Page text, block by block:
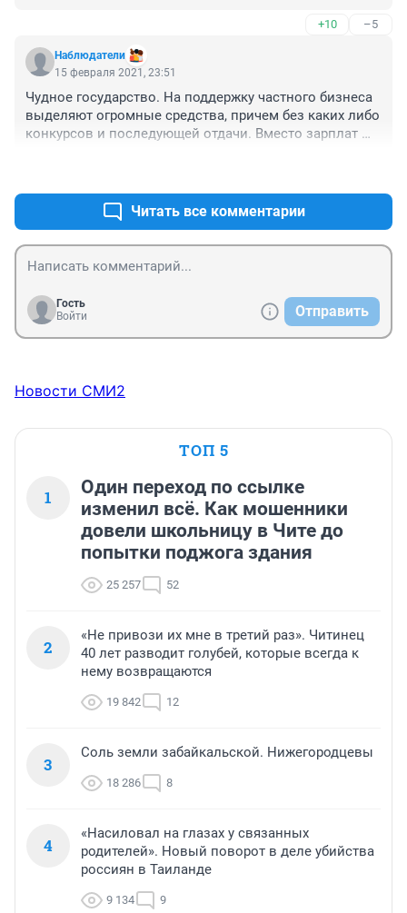
способствуют их обогащению за счёт народа. Есть
уже профессиональные мошенники, которые и
рассчитывают на бюджетные деньги для списания на
неурожай и падеж.
+10 –5
Наблюдатели
15 февраля 2021, 23:51
Чудное государство. На поддержку частного бизнеса
выделяют огромные средства, причем без каких либо
конкурсов и последующей отдачи. Вместо зарплат
Читать все комментарии
Гость
Войти
Отправить
Новости СМИ2
ТОП 5
1
Один переход по ссылке
изменил всё. Как мошенники
довели школьницу в Чите до
попытки поджога здания
25 257 52
2
«Не привози их мне в третий раз». Читинец
40 лет разводит голубей, которые всегда к
нему возвращаются
19 842 12
3
Соль земли забайкальской. Нижегородцевы
18 286 8
4
«Насиловал на глазах у связанных
родителей». Новый поворот в деле убийства
россиян в Таиланде
9 134 9